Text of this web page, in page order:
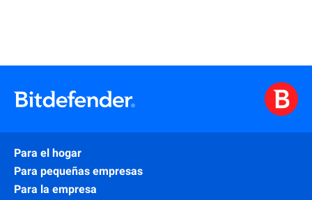
Para el hogar
Para pequeñas empresas
Para la empresa